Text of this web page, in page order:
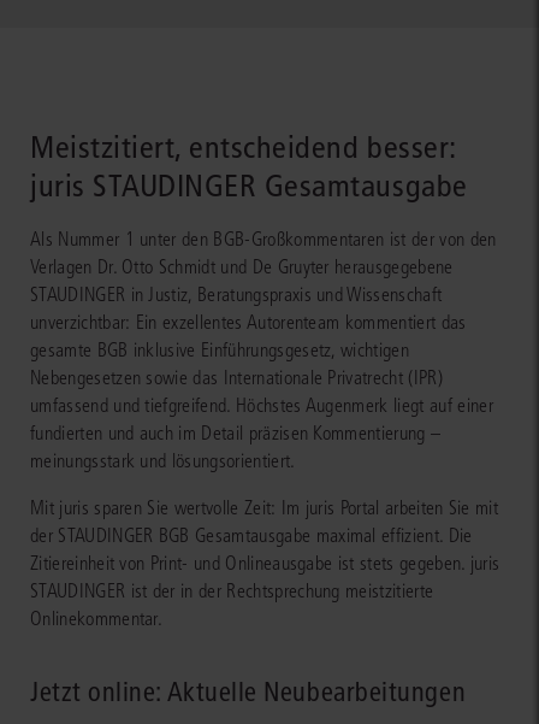
Meistzitiert, entscheidend besser:
juris STAUDINGER Gesamtausgabe
Als Nummer 1 unter den BGB-Großkommentaren ist der von den
Verlagen Dr. Otto Schmidt und De Gruyter herausgegebene
STAUDINGER in Justiz, Beratungspraxis und Wissenschaft
unverzichtbar: Ein exzellentes Autorenteam kommentiert das
gesamte BGB inklusive Einführungsgesetz, wichtigen
Nebengesetzen sowie das Internationale Privatrecht (IPR)
umfassend und tiefgreifend. Höchstes Augenmerk liegt auf einer
fundierten und auch im Detail präzisen Kommentierung –
meinungsstark und lösungsorientiert.
Mit juris sparen Sie wertvolle Zeit: Im juris Portal arbeiten Sie mit
der STAUDINGER BGB Gesamtausgabe maximal effizient. Die
Zitiereinheit von Print- und Onlineausgabe ist stets gegeben. juris
STAUDINGER ist der in der Rechtsprechung meistzitierte
Onlinekommentar.
Jetzt online: Aktuelle Neubearbeitungen